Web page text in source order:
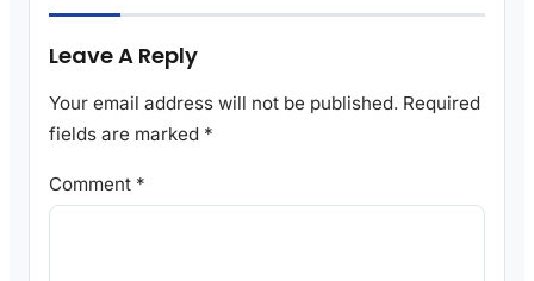
Leave A Reply
Your email address will not be published. Required
fields are marked *
Comment *